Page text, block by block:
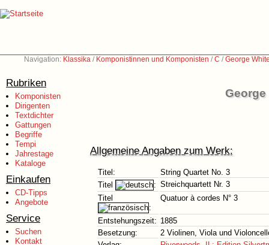
Navigation: Klassika / Komponistinnen und Komponisten /C /George
Rubriken
Komponisten
Dirigenten
Textdichter
Gattungen
Begriffe
Tempi
Jahrestage
Kataloge
Einkaufen
CD-Tipps
Angebote
Service
Suchen
Kontakt
George
Allgemeine Angaben zum Werk:
Titel:
String Quartet No. 3
Titel
: Streichquartett Nr. 3
Titel
:
Quatuor à cordes N° 3
Entstehungszeit: 1885
Besetzung:
2 Violinen, Viola und